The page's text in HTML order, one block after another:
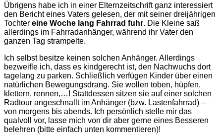
Übrigens habe ich in einer Elternzeitschrift ganz interessiert
den Bericht eines Vaters gelesen, der mit seiner dreijährigen
Tochter eine Woche lang Fahrrad fuhr. Die Kleine saß
allerdings im Fahrradanhänger, während ihr Vater den
ganzen Tag strampelte.
Ich selbst besitze keinen solchen Anhänger. Allerdings
bezweifle ich, dass es kindgerecht ist, den Nachwuchs dort
tagelang zu parken. Schließlich verfügen Kinder über einen
natürlichen Bewegungsdrang. Sie wollen toben, hüpfen,
klettern, rennen,…! Stattdessen sitzen sie auf einer solchen
Radtour angeschnallt im Anhänger (bzw. Lastenfahrrad) –
von morgens bis abends. Ich persönlich stelle mir das
qualvoll vor, lasse mich von dir aber gerne eines Besseren
belehren (bitte einfach unten kommentieren)!